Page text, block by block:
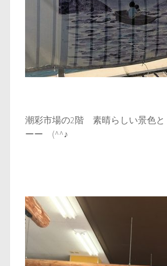
潮彩市場の2階 素晴らしい景色
ーー (^^♪